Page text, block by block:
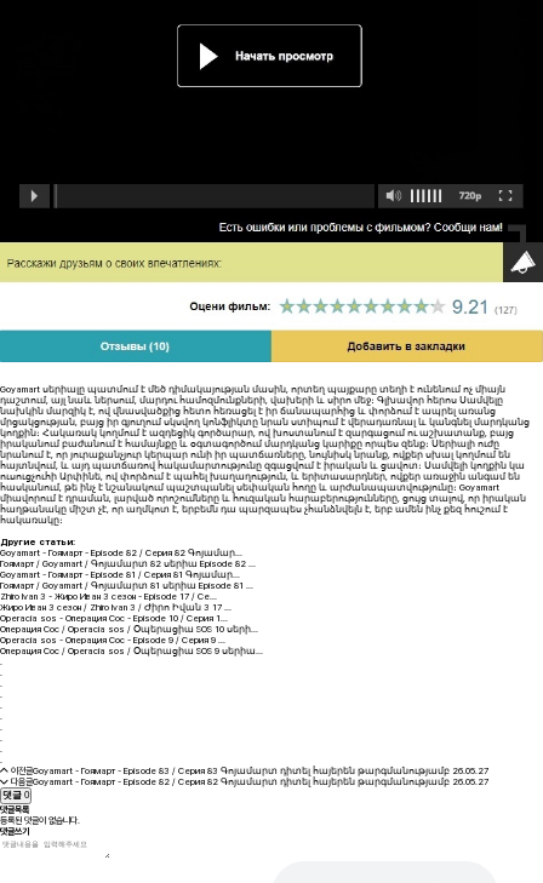
Goyamart սերիալը պատմում է մեծ դիմակայության մասին, որտեղ պայքարը տեղի է ունենում ոչ միայն
դաշտում, այլ նաև ներսում, մարդու համոզմունքների, վախերի և սիրո մեջ։ Գլխավոր հերոս Սամվելը
նախկին մարզիկ է, ով վնասվածքից հետո հեռացել է իր ճանապարհից և փորձում է ապրել առանց
մրցակցության, բայց իր գյուղում սկսվող կոնֆլիկտը նրան ստիպում է վերադառնալ և կանգնել մարդկանց
կողքին։ Հակառակ կողմում է ազդեցիկ գործարար, ով խոստանում է զարգացում ու աշխատանք, բայց
իրականում բաժանում է համայնքը և օգտագործում մարդկանց կարիքը որպես զենք։ Սերիալի ուժը
նրանում է, որ յուրաքանչյուր կերպար ունի իր պատճառները, նույնիսկ նրանք, ովքեր սխալ կողմում են
հայտնվում, և այդ պատճառով հակամարտությունը զգացվում է իրական և ցավոտ։ Սամվելի կողքին կա
ուսուցչուհի Արփինե, ով փորձում է պահել խաղաղություն, և երիտասարդներ, ովքեր առաջին անգամ են
հասկանում, թե ինչ է նշանակում պաշտպանել սեփական հողը և արժանապատվությունը։ Goyamart
միավորում է դրաման, լարված որոշումները և հուզական հարաբերությունները, ցույց տալով, որ իրական
հաղթանակը միշտ չէ, որ աղմկոտ է, երբեմն դա պարզապես չհանձնվելն է, երբ ամեն ինչ քեզ հուշում է
հակառակը։
Другие статьи:
Goyamart - Гоямарт - Episode 82 / Серия 82 Գոյամար...
Гоямарт / Goyamart / Գոյամարտ 82 սերիա Episode 82 ...
Goyamart - Гоямарт - Episode 81 / Серия 81 Գոյամար...
Гоямарт / Goyamart / Գոյամարտ 81 սերիա Episode 81 ...
Zhiro Ivan 3 - Жиро Иван 3 сезон - Episode 17 / Се...
Жиро Иван 3 сезон / Zhiro Ivan 3 / Ժիրո Իվան 3 17 ...
Operacia sos - Операция Сос - Episode 10 / Серия 1...
Операция Сос / Operacia sos / Օպերացիա SOS 10 սերի...
Operacia sos - Операция Сос - Episode 9 / Серия 9 ...
Операция Сос / Operacia sos / Օպերացիա SOS 9 սերիա...
.
.
.
.
.
.
.
.
.
.
이전글Goyamart - Гоямарт - Episode 83 / Серия 83 Գոյամարտ դիտել հայերեն թարգմանությամբ 26.05.27
다음글Goyamart - Гоямарт - Episode 82 / Серия 82 Գոյամարտ դիտել հայերեն թարգմանությամբ 26.05.27
댓글 0
댓글목록
등록된 댓글이 없습니다.
댓글쓰기